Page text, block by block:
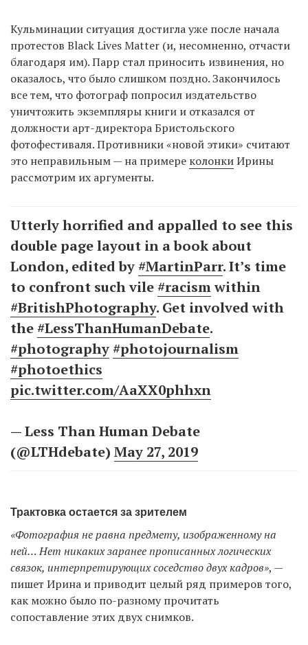
Кульминации ситуация достигла уже после начала
протестов Black Lives Matter (и, несомненно, отчасти
благодаря им). Парр стал приносить извинения, но
оказалось, что было слишком поздно. Закончилось
все тем, что фотограф попросил издательство
уничтожить экземпляры книги и отказался от
должности арт-директора Бристольского
фотофестиваля. Противники «новой этики» считают
это неправильным — на примере колонкиИрины
рассмотрим их аргументы.
Utterly horrified and appalled to see this
double page layout in a book about
London, edited by #MartinParr. It’s time
to confront such vile #racismwithin
#BritishPhotography. Get involved with
the #LessThanHumanDebate.
#photography #photojournalism
#photoethics
pic.twitter.com/AaXX0phhxn
— Less Than Human Debate
(@LTHdebate) May 27, 2019
Трактовка остается за зрителем
«Фотография не равна предмету, изображенному на
ней… Нет никаких заранее прописанных логических
связок, интерпретирующих соседство двух кадров», —
пишет Ирина и приводит целый ряд примеров того,
как можно было по-разному прочитать
сопоставление этих двух снимков.